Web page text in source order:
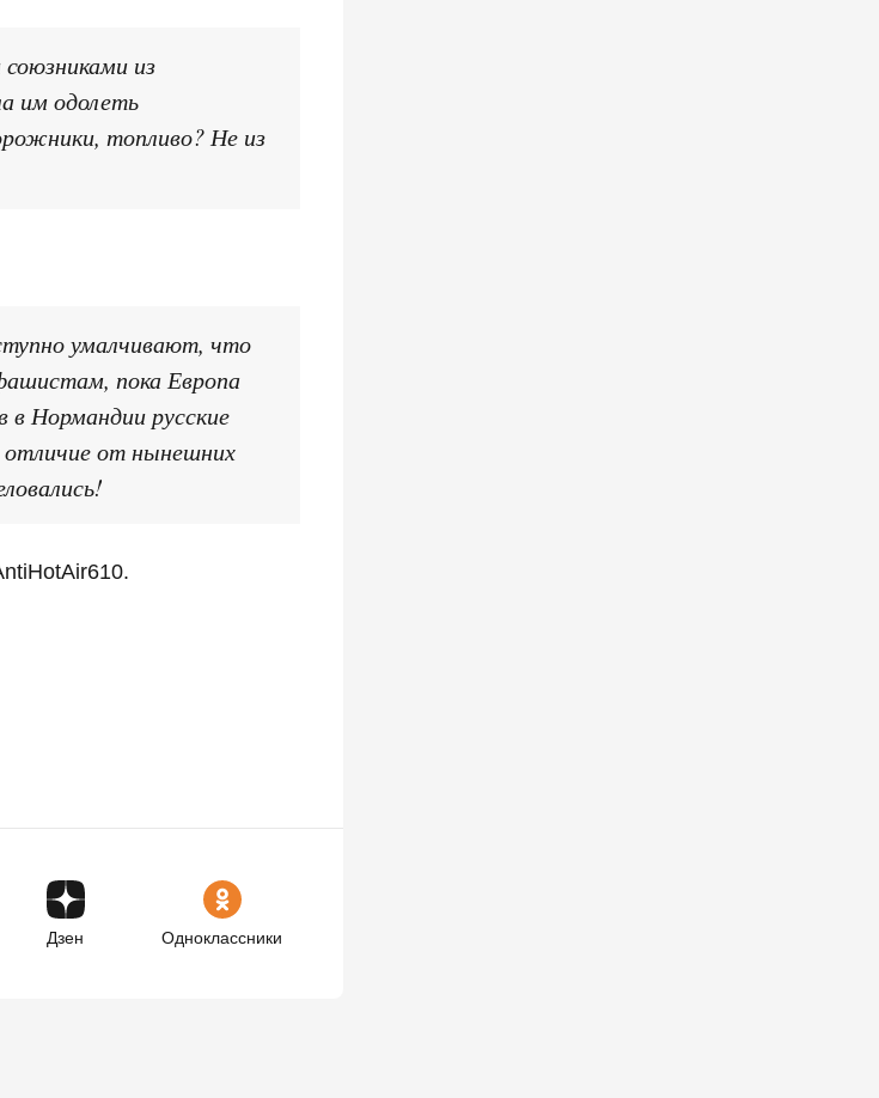
из
им одолеть
топливо? Не из
умалчивают, что
пока Европа
в Нормандии русские
отличие от нынешних
Дзен Одноклассники